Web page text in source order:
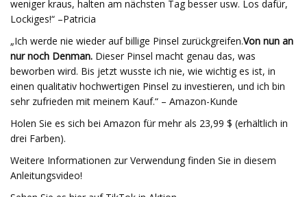
weniger kraus, halten am nächsten Tag besser usw. Los dafür,
Lockiges!“ –Patricia
„Ich werde nie wieder auf billige Pinsel zurückgreifen.Von nun an
nur noch Denman. Dieser Pinsel macht genau das, was
beworben wird. Bis jetzt wusste ich nie, wie wichtig es ist, in
einen qualitativ hochwertigen Pinsel zu investieren, und ich bin
sehr zufrieden mit meinem Kauf.“ – Amazon-Kunde
Holen Sie es sich bei Amazon für mehr als 23,99 $ (erhältlich in
drei Farben).
Weitere Informationen zur Verwendung finden Sie in diesem
Anleitungsvideo!